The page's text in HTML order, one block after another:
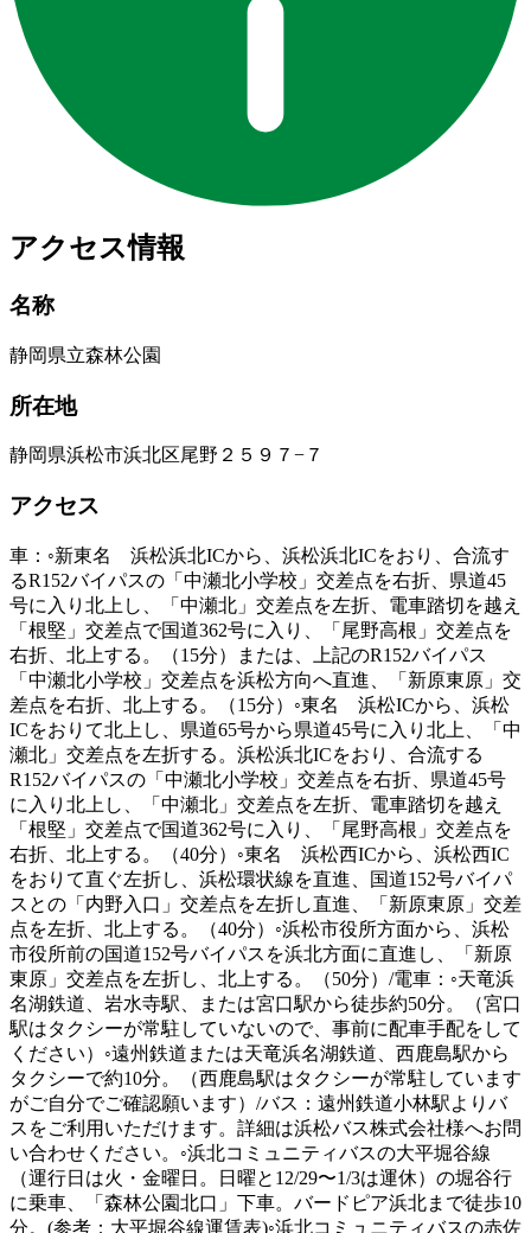
アクセス情報
名称
静岡県立森林公園
所在地
静岡県浜松市浜北区尾野２５９７−７
アクセス
車：◦新東名 浜松浜北ICから、浜松浜北ICをおり、合流す
るR152バイパスの「中瀬北小学校」交差点を右折、県道45
号に入り北上し、「中瀬北」交差点を左折、電車踏切を越え
「根堅」交差点で国道362号に入り、「尾野高根」交差点を
右折、北上する。（15分）または、上記のR152バイパス
「中瀬北小学校」交差点を浜松方向へ直進、「新原東原」交
差点を右折、北上する。（15分）◦東名 浜松ICから、浜松
ICをおりて北上し、県道65号から県道45号に入り北上、「中
瀬北」交差点を左折する。浜松浜北ICをおり、合流する
R152バイパスの「中瀬北小学校」交差点を右折、県道45号
に入り北上し、「中瀬北」交差点を左折、電車踏切を越え
「根堅」交差点で国道362号に入り、「尾野高根」交差点を
右折、北上する。（40分）◦東名 浜松西ICから、浜松西IC
をおりて直ぐ左折し、浜松環状線を直進、国道152号バイパ
スとの「内野入口」交差点を左折し直進、「新原東原」交差
点を左折、北上する。（40分）◦浜松市役所方面から、浜松
市役所前の国道152号バイパスを浜北方面に直進し、「新原
東原」交差点を左折し、北上する。（50分）/電車：◦天竜浜
名湖鉄道、岩水寺駅、または宮口駅から徒歩約50分。（宮口
駅はタクシーが常駐していないので、事前に配車手配をして
ください）◦遠州鉄道または天竜浜名湖鉄道、西鹿島駅から
タクシーで約10分。（西鹿島駅はタクシーが常駐しています
がご自分でご確認願います）/バス：遠州鉄道小林駅よりバ
スをご利用いただけます。詳細は浜松バス株式会社様へお問
い合わせください。◦浜北コミュニティバスの大平堀谷線
（運行日は火・金曜日。日曜と12/29〜1/3は運休）の堀谷行
に乗車、「森林公園北口」下車。バードピア浜北まで徒歩10
分。(参考：大平堀谷線運賃表)◦浜北コミュニティバスの赤佐